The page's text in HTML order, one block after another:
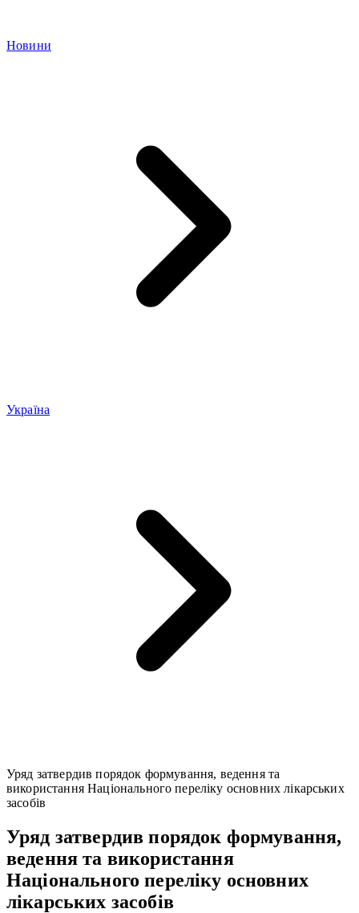
Новини
Україна
Уряд затвердив порядок формування, ведення та
використання Національного переліку основних лікарських
засобів
Уряд затвердив порядок формування,
ведення та використання
Національного переліку основних
лікарських засобів